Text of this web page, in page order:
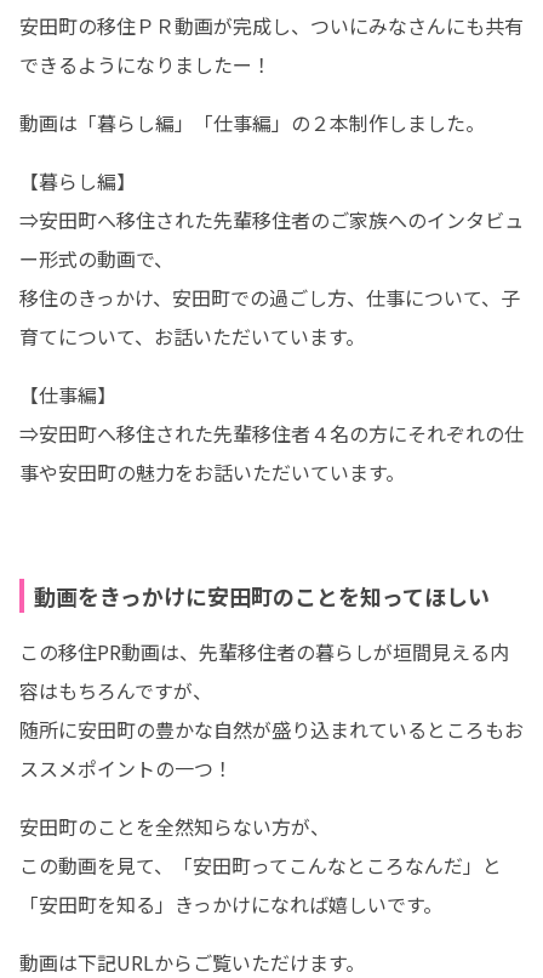
安田町の移住ＰＲ動画が完成し、ついにみなさんにも共有
できるようになりましたー！
動画は「暮らし編」「仕事編」の２本制作しました。
【暮らし編】
⇒安田町へ移住された先輩移住者のご家族へのインタビュ
ー形式の動画で、
移住のきっかけ、安田町での過ごし方、仕事について、子
育てについて、お話いただいています。
【仕事編】
⇒安田町へ移住された先輩移住者４名の方にそれぞれの仕
事や安田町の魅力をお話いただいています。
動画をきっかけに安田町のことを知ってほしい
この移住PR動画は、先輩移住者の暮らしが垣間見える内
容はもちろんですが、
随所に安田町の豊かな自然が盛り込まれているところもお
ススメポイントの一つ！
安田町のことを全然知らない方が、
この動画を見て、「安田町ってこんなところなんだ」と
「安田町を知る」きっかけになれば嬉しいです。
動画は下記URLからご覧いただけます。